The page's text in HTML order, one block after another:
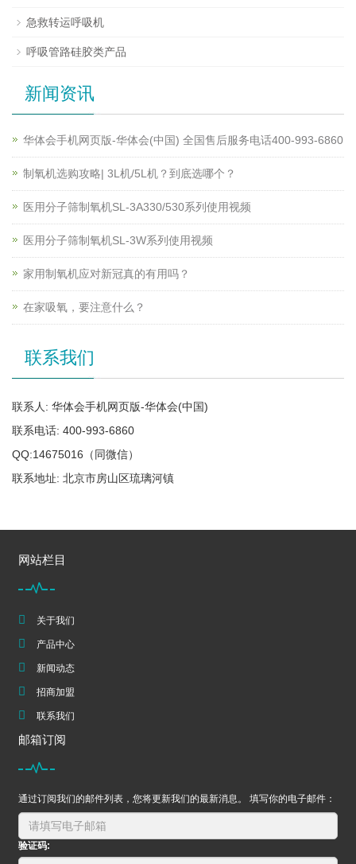
急救转运呼吸机
呼吸管路硅胶类产品
新闻资讯
华体会手机网页版-华体会(中国) 全国售后服务电话400-993-6860
制氧机选购攻略| 3L机/5L机？到底选哪个？
医用分子筛制氧机SL-3A330/530系列使用视频
医用分子筛制氧机SL-3W系列使用视频
家用制氧机应对新冠真的有用吗？
在家吸氧，要注意什么？
联系我们
联系人: 华体会手机网页版-华体会(中国)
联系电话: 400-993-6860
QQ:14675016（同微信）
联系地址: 北京市房山区琉璃河镇
网站栏目
关于我们
产品中心
新闻动态
招商加盟
联系我们
邮箱订阅
通过订阅我们的邮件列表，您将更新我们的最新消息。 填写你的电子邮件：
验证码: